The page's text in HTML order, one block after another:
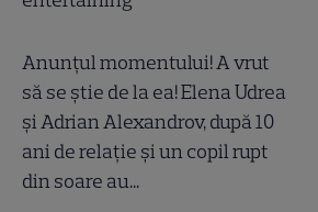
Anunțul momentului! A vrut
să se știe de la ea! Elena Udrea
și Adrian Alexandrov, după 10
ani de relație și un copil rupt
din soare au...